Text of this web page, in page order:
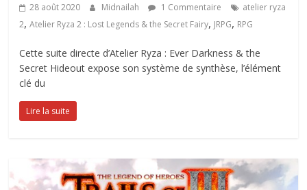
28 août 2020 Midnailah 1 Commentaire
atelier ryza
2,Atelier Ryza 2 : Lost Legends & the Secret Fairy, JRPG, RPG
Cette suite directe d’Atelier Ryza : Ever Darkness & the
Secret Hideout expose son système de synthèse, l’élément
clé du
Lire la suite